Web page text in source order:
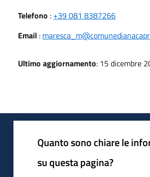
Telefono : +39 081 8387266
Email :
Ultimo aggiornamento: 15 dicembre
Quanto sono chiare le
su questa pagina?